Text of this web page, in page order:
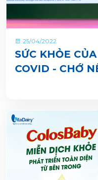
25/04/2022
SỨC KHỎE
COVID - CHỚ